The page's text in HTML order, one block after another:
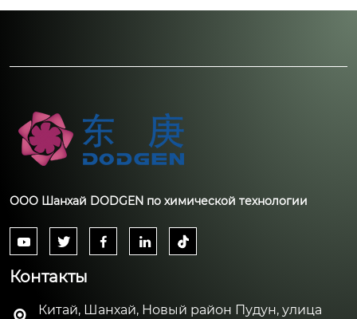
ООО Шанхай DODGEN по химической технологии
    
Контакты
Китай, Шанхай, Новый район Пудун, улица